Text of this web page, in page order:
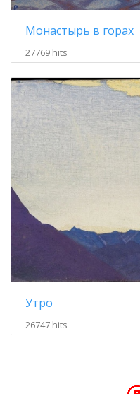
Монастырь в горах
27769 hits
Утро
26747 hits